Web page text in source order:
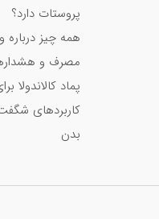
پروستات دارد؟
مصرف و
پماد
کاربردهای
بدن